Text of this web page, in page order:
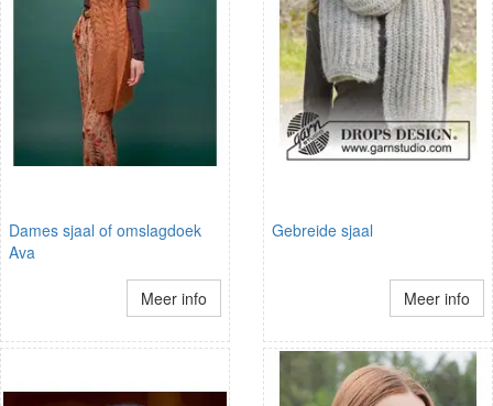
Dames sjaal of omslagdoek
Ava
Meer info
Gebreide sjaal
Meer info